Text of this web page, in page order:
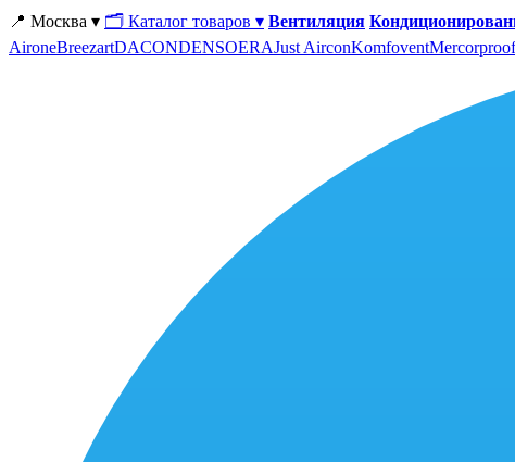
📍 Москва ▾ 🗂 Каталог товаров ▾ Вентиляция
AironeBreezartDACONDENSOERAJust AirconKomfoventMercorproof